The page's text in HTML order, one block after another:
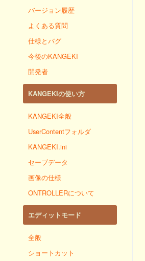
バージョン履歴
よくある質問
仕様とバグ
今後のKANGEKI
開発者
KANGEKIの使い方
KANGEKI全般
UserContentフォルダ
KANGEKI.ini
セーブデータ
画像の仕様
ONTROLLERについて
エディットモード
全般
ショートカット